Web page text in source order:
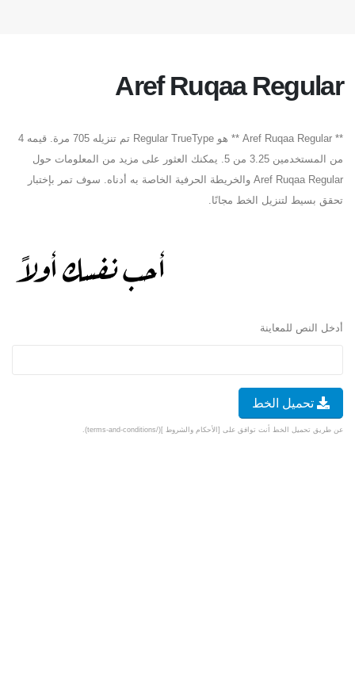
Aref Ruqaa Regular
** Aref Ruqaa Regular ** هو Regular TrueType تم تنزيله 705 مرة. قيمه 4
من المستخدمين 3.25 من 5. يمكنك العثور على مزيد من المعلومات حول
Aref Ruqaa Regular والخريطة الحرفية الخاصة به أدناه. سوف تمر بإختبار
تحقق بسيط لتنزيل الخط مجانًا.
أدخل النص للمعاينة
تحميل الخط
عن طريق تحميل الخط أنت توافق على [الأحكام والشروط ](/terms-and-conditions).